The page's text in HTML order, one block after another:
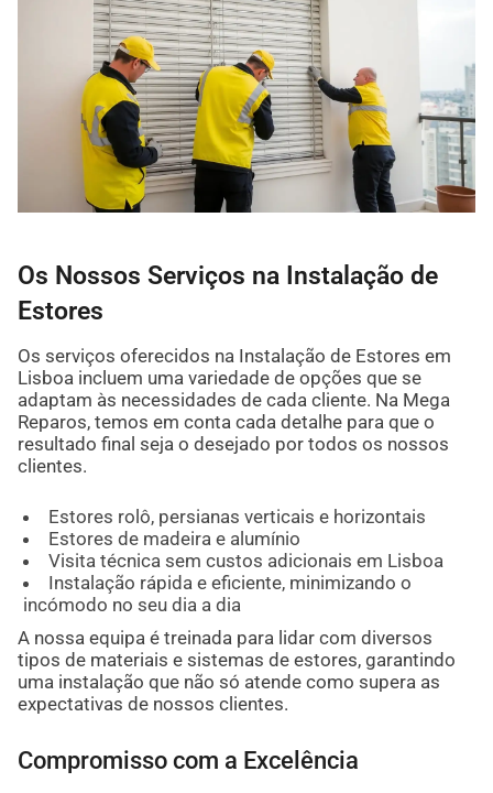
Os Nossos Serviços na Instalação de
Estores
Os serviços oferecidos na Instalação de Estores em
Lisboa incluem uma variedade de opções que se
adaptam às necessidades de cada cliente. Na Mega
Reparos, temos em conta cada detalhe para que o
resultado final seja o desejado por todos os nossos
clientes.
Estores rolô, persianas verticais e horizontais
Estores de madeira e alumínio
Visita técnica sem custos adicionais em Lisboa
Instalação rápida e eficiente, minimizando o
incómodo no seu dia a dia
A nossa equipa é treinada para lidar com diversos
tipos de materiais e sistemas de estores, garantindo
uma instalação que não só atende como supera as
expectativas de nossos clientes.
Compromisso com a Excelência